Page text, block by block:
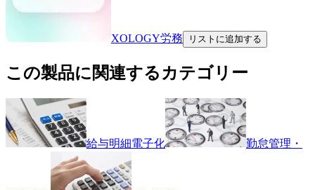
XOLOGY労務 リストに追加する
この製品に関連するカテゴリー
給与明細電子化 勤怠管理・